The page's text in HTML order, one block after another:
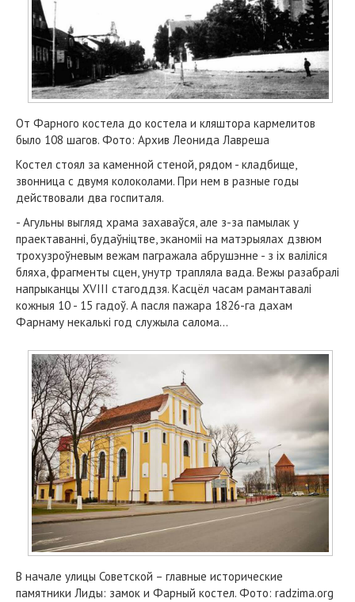
От Фарного костела до костела и кляштора кармелитов
было 108 шагов. Фото: Архив Леонида Лавреша
Костел стоял за каменной стеной, рядом - кладбище,
звонница с двумя колоколами. При нем в разные годы
действовали два госпиталя.
- Агульны выгляд храма захаваўся, але з-за памылак у
праектаванні, будаўніцтве, эканоміі на матэрыялах дзвюм
трохузроўневым вежам пагражала абрушэнне - з іх валіліся
бляха, фрагменты сцен, унутр трапляла вада. Вежы разабралі
напрыканцы XVIII стагоддзя. Касцёл часам рамантавалі
кожныя 10 - 15 гадоў. А пасля пажара 1826-га дахам
Фарнаму некалькі год служыла салома…
В начале улицы Советской – главные исторические
памятники Лиды: замок и Фарный костел. Фото: radzima.org